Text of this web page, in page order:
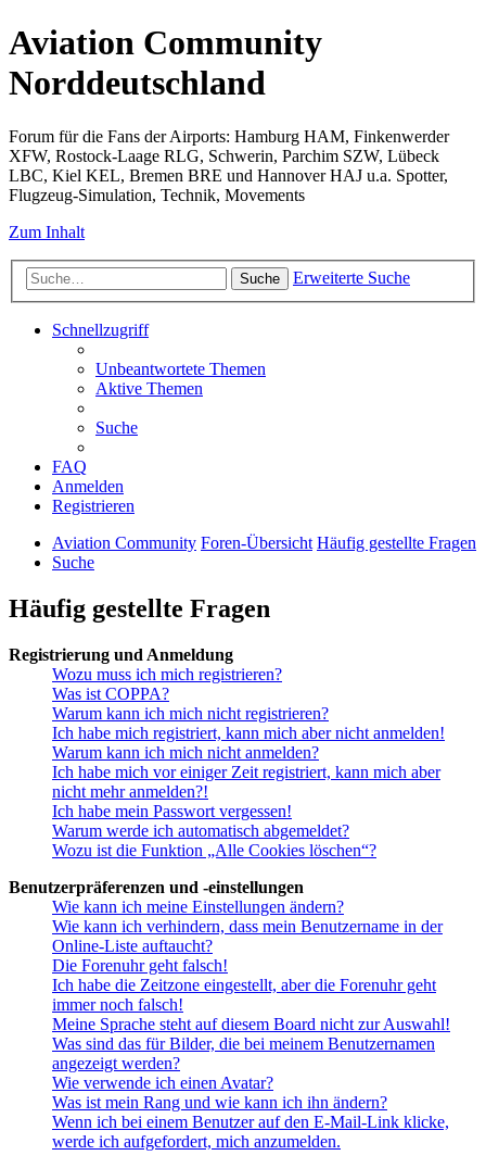
Aviation Community
Norddeutschland
Forum für die Fans der Airports: Hamburg HAM, Finkenwerder
XFW, Rostock-Laage RLG, Schwerin, Parchim SZW, Lübeck
LBC, Kiel KEL, Bremen BRE und Hannover HAJ u.a. Spotter,
Flugzeug-Simulation, Technik, Movements
Zum Inhalt
Suche Erweiterte Suche
Schnellzugriff
Unbeantwortete Themen
Aktive Themen
Suche
FAQ
Anmelden
Registrieren
Aviation Community Foren-Übersicht Häufig gestellte Fragen
Suche
Häufig gestellte Fragen
Registrierung und Anmeldung
Wozu muss ich mich registrieren?
Was ist COPPA?
Warum kann ich mich nicht registrieren?
Ich habe mich registriert, kann mich aber nicht anmelden!
Warum kann ich mich nicht anmelden?
Ich habe mich vor einiger Zeit registriert, kann mich aber
nicht mehr anmelden?!
Ich habe mein Passwort vergessen!
Warum werde ich automatisch abgemeldet?
Wozu ist die Funktion „Alle Cookies löschen“?
Benutzerpräferenzen und -einstellungen
Wie kann ich meine Einstellungen ändern?
Wie kann ich verhindern, dass mein Benutzername in der
Online-Liste auftaucht?
Die Forenuhr geht falsch!
Ich habe die Zeitzone eingestellt, aber die Forenuhr geht
immer noch falsch!
Meine Sprache steht auf diesem Board nicht zur Auswahl!
Was sind das für Bilder, die bei meinem Benutzernamen
angezeigt werden?
Wie verwende ich einen Avatar?
Was ist mein Rang und wie kann ich ihn ändern?
Wenn ich bei einem Benutzer auf den E-Mail-Link klicke,
werde ich aufgefordert, mich anzumelden.